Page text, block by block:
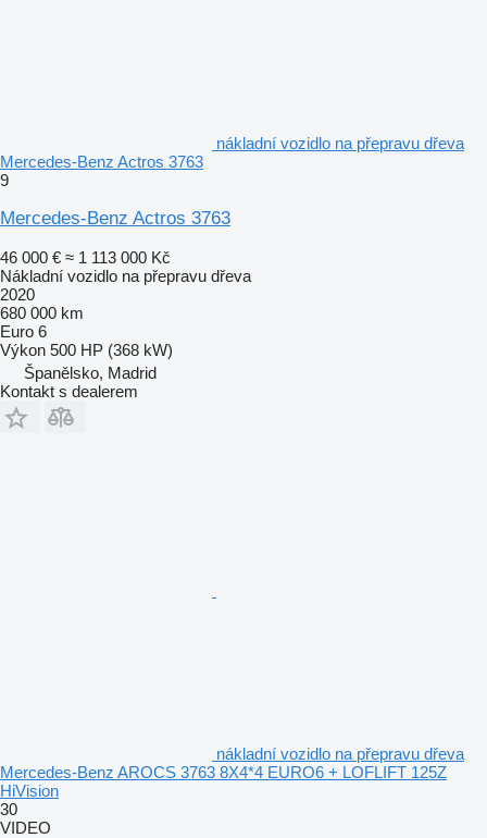
nákladní vozidlo na přepravu dřeva
Mercedes-Benz Actros 3763
9
Mercedes-Benz Actros 3763
46 000 € ≈ 1 113 000 Kč
Nákladní vozidlo na přepravu dřeva
2020
680 000 km
Euro 6
Výkon 500 HP (368 kW)
Španělsko, Madrid
Kontakt s dealerem
nákladní vozidlo na přepravu dřeva
Mercedes-Benz AROCS 3763 8X4*4 EURO6 + LOFLIFT 125Z
HiVision
30
VIDEO